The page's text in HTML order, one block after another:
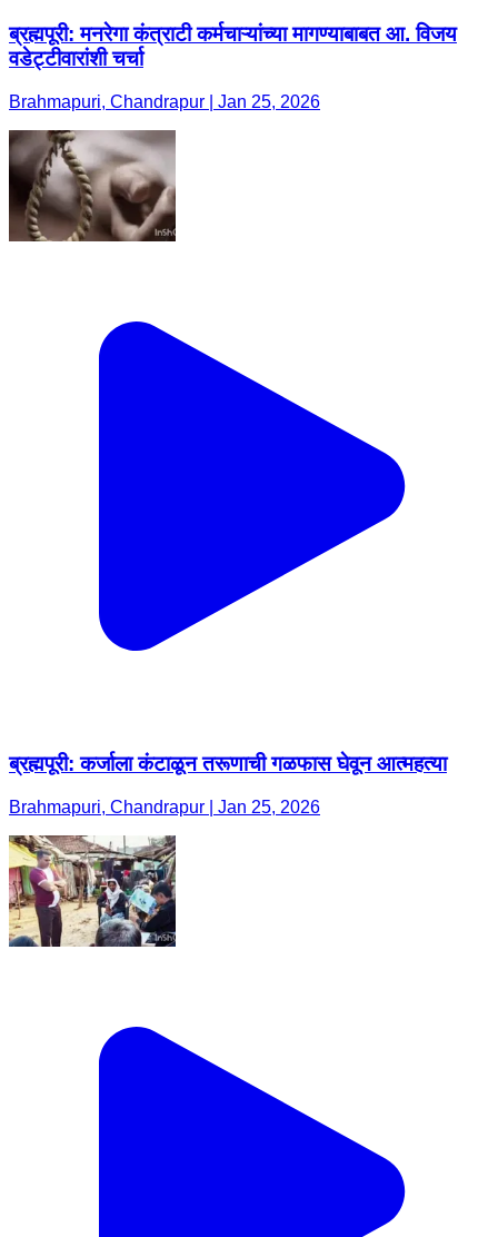
ब्रह्मपूरी: मनरेगा कंत्राटी कर्मचाऱ्यांच्या मागण्याबाबत आ. विजय
वडेट्टीवारांशी चर्चा
Brahmapuri, Chandrapur | Jan 25, 2026
ब्रह्मपूरी: कर्जाला कंटाळून तरूणाची गळफास घेवून आत्महत्या
Brahmapuri, Chandrapur | Jan 25, 2026